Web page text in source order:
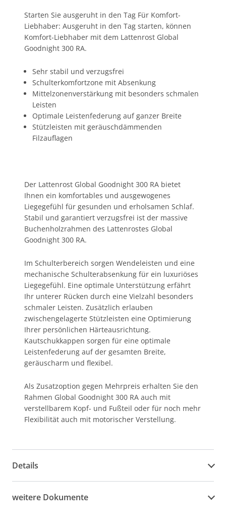
Starten Sie ausgeruht in den Tag Für Komfort-
Liebhaber: Ausgeruht in den Tag starten, können
Komfort-Liebhaber mit dem Lattenrost Global
Goodnight 300 RA.
Sehr stabil und verzugsfrei
Schulterkomfortzone mit Absenkung
Mittelzonenverstärkung mit besonders schmalen
Leisten
Optimale Leistenfederung auf ganzer Breite
Stützleisten mit geräuschdämmenden
Filzauflagen
Der Lattenrost Global Goodnight 300 RA bietet
Ihnen ein komfortables und ausgewogenes
Liegegefühl für gesunden und erholsamen Schlaf.
Stabil und garantiert verzugsfrei ist der massive
Buchenholzrahmen des Lattenrostes Global
Goodnight 300 RA.
Im Schulterbereich sorgen Wendeleisten und eine
mechanische Schulterabsenkung für ein luxuriöses
Liegegefühl. Eine optimale Unterstützung erfährt
Ihr unterer Rücken durch eine Vielzahl besonders
schmaler Leisten. Zusätzlich erlauben
zwischengelagerte Stützleisten eine Optimierung
Ihrer persönlichen Härteausrichtung.
Kautschukkappen sorgen für eine optimale
Leistenfederung auf der gesamten Breite,
geräuscharm und flexibel.
Als Zusatzoption gegen Mehrpreis erhalten Sie den
Rahmen Global Goodnight 300 RA auch mit
verstellbarem Kopf- und Fußteil oder für noch mehr
Flexibilität auch mit motorischer Verstellung.
Details
weitere Dokumente